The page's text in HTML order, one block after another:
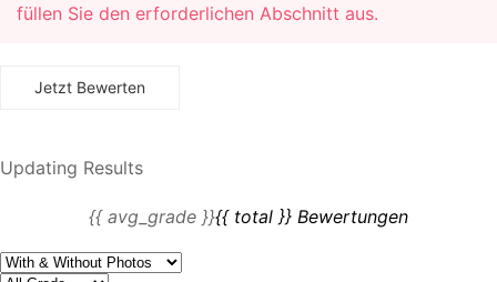
füllen Sie den erforderlichen Abschnitt aus.
Updating Results
{{ avg_grade }}{{ total }} Bewertungen